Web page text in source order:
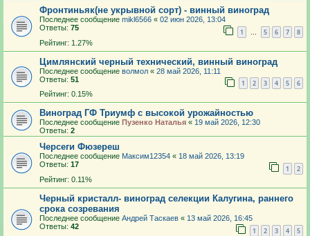
Фронтиньяк(не укрывной сорт) - винный виноград
Последнее сообщение mikl6566 « 02 июн 2026, 13:04
Ответы: 75 1 … 5 6 7 8
Рейтинг: 1.27%
Цимлянский черный технический, винный виноград
Последнее сообщение волмол « 28 май 2026, 11:11
Ответы: 51 1 2 3 4 5 6
Рейтинг: 0.15%
Виноград ГФ Триумф с высокой урожайностью
Последнее сообщение Пузенко Наталья « 19 май 2026, 12:30
Ответы: 2
Черсеги Фюзереш
Последнее сообщение Максим12354 « 18 май 2026, 13:19
Ответы: 17 1 2
Рейтинг: 0.11%
Черный кристалл- виноград селекции Калугина, раннего
срока созревания
Последнее сообщение Андрей Таскаев « 13 май 2026, 16:45
Ответы: 42 1 2 3 4 5